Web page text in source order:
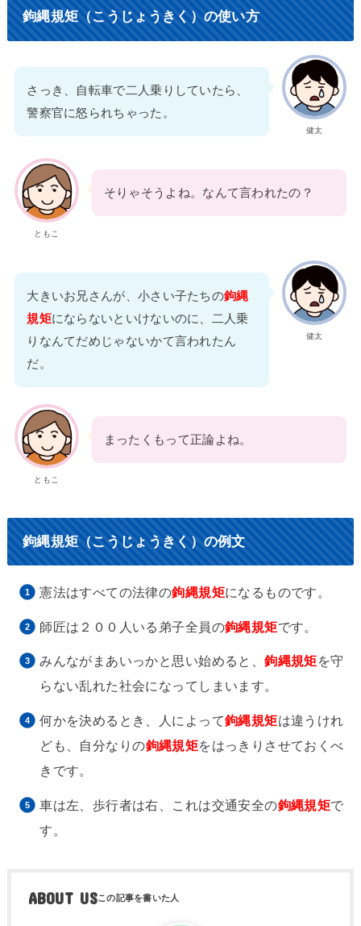
鉤縄規矩（こうじょうきく）の使い方
健太
さっき、自転車で二人乗りしていたら、
警察官に怒られちゃった。
ともこ
そりゃそうよね。なんて言われたの？
健太
大きいお兄さんが、小さい子たちの鉤縄
規矩にならないといけないのに、二人乗
りなんてだめじゃないかて言われたん
だ。
ともこ
まったくもって正論よね。
鉤縄規矩（こうじょうきく）の例文
憲法はすべての法律の鉤縄規矩になるものです。
師匠は２００人いる弟子全員の鉤縄規矩です。
みんながまあいっかと思い始めると、鉤縄規矩を守
らない乱れた社会になってしまいます。
何かを決めるとき、人によって鉤縄規矩は違うけれ
ども、自分なりの鉤縄規矩をはっきりさせておくべ
きです。
車は左、歩行者は右、これは交通安全の鉤縄規矩で
す。
ABOUT US